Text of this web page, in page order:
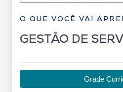
O QUE VOCÊ VAI
GESTÃO DE
Grade